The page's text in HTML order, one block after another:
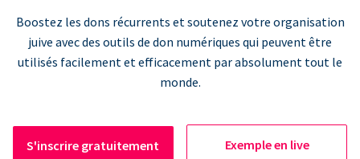
Boostez les dons récurrents et soutenez votre organisation
juive avec des outils de don numériques qui peuvent être
utilisés facilement et efficacement par absolument tout le
monde.
S'inscrire gratuitement Exemple en live